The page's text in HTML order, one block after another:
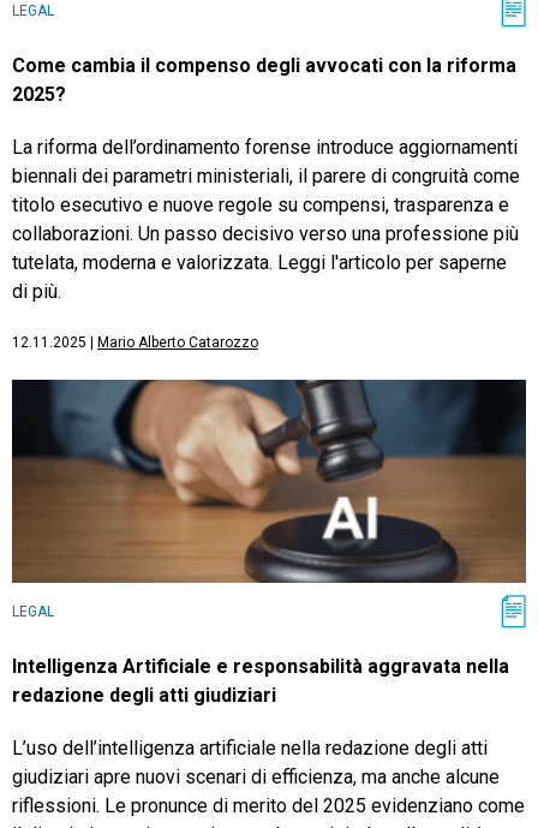
LEGAL
Come cambia il compenso degli avvocati con la riforma
2025?
La riforma dell’ordinamento forense introduce aggiornamenti
biennali dei parametri ministeriali, il parere di congruità come
titolo esecutivo e nuove regole su compensi, trasparenza e
collaborazioni. Un passo decisivo verso una professione più
tutelata, moderna e valorizzata. Leggi l'articolo per saperne
di più.
12.11.2025 Mario Alberto Catarozzo
LEGAL
Intelligenza Artificiale e responsabilità aggravata nella
redazione degli atti giudiziari
L’uso dell’intelligenza artificiale nella redazione degli atti
giudiziari apre nuovi scenari di efficienza, ma anche alcune
riflessioni. Le pronunce di merito del 2025 evidenziano come